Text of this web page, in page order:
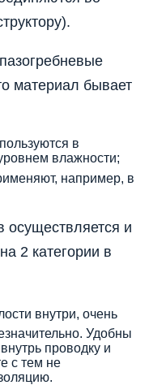
материал бывает
в
влажности;
например, в
осуществляется и
2 категории в
внутри, очень
Удобны
проводку и
с тем не